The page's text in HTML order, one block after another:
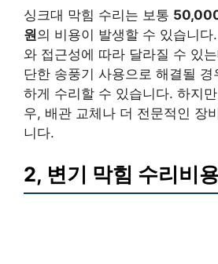
싱크대 막힘 수리는 보통
원의 비용이 발생할 수 있습니다
와 접근성에 따라 달라질 수 있
단한 송풍기 사용으로 해결될 경
하게 수리할 수 있습니다. 하지
우, 배관 교체나 더 전문적인 장
니다.
2, 변기 막힘 수리비